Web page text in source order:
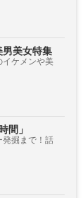
美女特集
ケメンや美
間」
発掘まで！話